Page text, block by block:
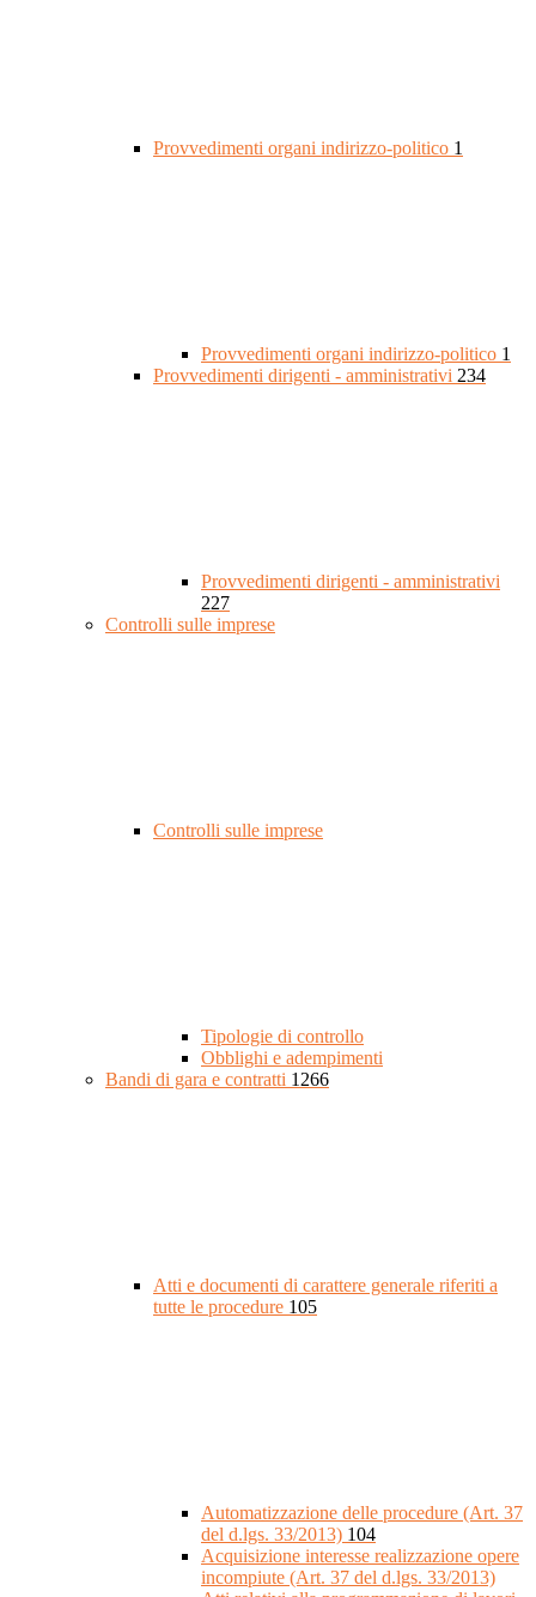
Provvedimenti organi indirizzo-politico 1
Provvedimenti organi indirizzo-politico 1
Provvedimenti dirigenti - amministrativi 234
Provvedimenti dirigenti - amministrativi
227
Controlli sulle imprese
Controlli sulle imprese
Tipologie di controllo
Obblighi e adempimenti
Bandi di gara e contratti 1266
Atti e documenti di carattere generale riferiti a
tutte le procedure 105
Automatizzazione delle procedure (Art. 37
del d.lgs. 33/2013) 104
Acquisizione interesse realizzazione opere
incompiute (Art. 37 del d.lgs. 33/2013)